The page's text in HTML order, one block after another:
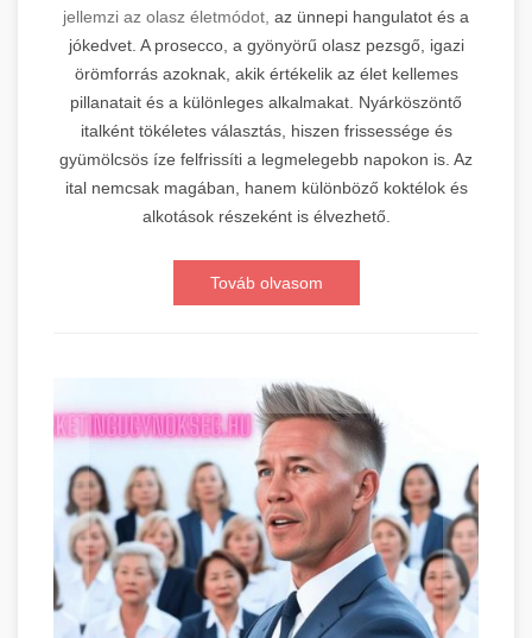
jellemzi az olasz életmódot, az ünnepi hangulatot és a
jókedvet. A prosecco, a gyönyörű olasz pezsgő, igazi
örömforrás azoknak, akik értékelik az élet kellemes
pillanatait és a különleges alkalmakat. Nyárköszöntő
italként tökéletes választás, hiszen frissessége és
gyümölcsös íze felfrissíti a legmelegebb napokon is. Az
ital nemcsak magában, hanem különböző koktélok és
alkotások részeként is élvezhető.
Továb olvasom